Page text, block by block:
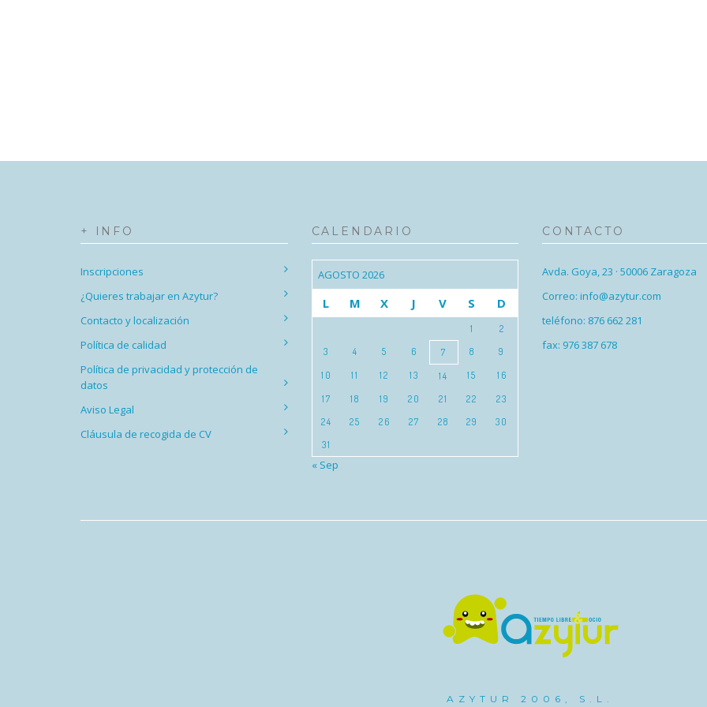
+ INFO
Inscripciones
¿Quieres trabajar en Azytur?
Contacto y localización
Política de calidad
Política de privacidad y protección de
datos
Aviso Legal
Cláusula de recogida de CV
CALENDARIO
AGOSTO 2026
L M X J V S D
1
2
3
4 5 6 7 8
9
10
11 12 13 14 15
16
17
18 19 20 21 22
23
24
25 26 27 28 29
30
31
« Sep
CONTACTO
Avda. Goya, 23 · 50006 Zaragoza
Correo: info@azytur.com
teléfono: 876 662 281
fax: 976 387 678
AZYTUR 2006, S.L.